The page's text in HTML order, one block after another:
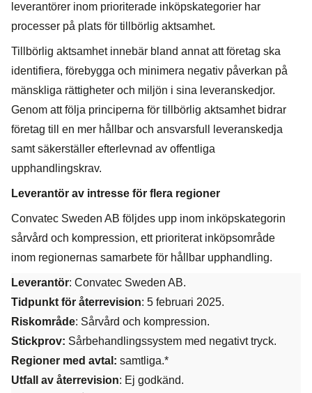
leverantörer inom prioriterade inköpskategorier har
processer på plats för tillbörlig aktsamhet.
Tillbörlig aktsamhet innebär bland annat att företag ska
identifiera, förebygga och minimera negativ påverkan på
mänskliga rättigheter och miljön i sina leveranskedjor.
Genom att följa principerna för tillbörlig aktsamhet bidrar
företag till en mer hållbar och ansvarsfull leveranskedja
samt säkerställer efterlevnad av offentliga
upphandlingskrav.
Leverantör av intresse för flera regioner
Convatec Sweden AB följdes upp inom inköpskategorin
sårvård och kompression, ett prioriterat inköpsområde
inom regionernas samarbete för hållbar upphandling.
Leverantör: Convatec Sweden AB.
Tidpunkt för återrevision: 5 februari 2025.
Riskområde: Sårvård och kompression.
Stickprov: Sårbehandlingssystem med negativt tryck.
Regioner med avtal: samtliga.*
Utfall av återrevision: Ej godkänd.